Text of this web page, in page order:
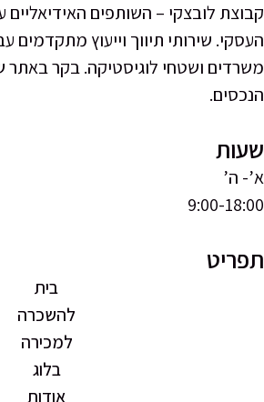
השותפים האידיאליים עבורך בתחום
תיווך וייעוץ מתקדמים עבור נכסים
לוגיסטיקה. בקר באתר שלנו ותראה